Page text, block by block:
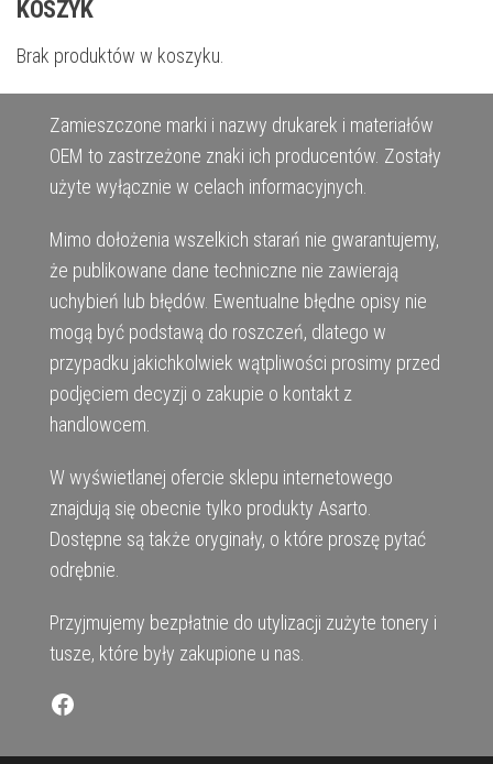
KOSZYK
Brak produktów w koszyku.
Zamieszczone marki i nazwy drukarek i materiałów
OEM to zastrzeżone znaki ich producentów. Zostały
użyte wyłącznie w celach informacyjnych.
Mimo dołożenia wszelkich starań nie gwarantujemy,
że publikowane dane techniczne nie zawierają
uchybień lub błędów. Ewentualne błędne opisy nie
mogą być podstawą do roszczeń, dlatego w
przypadku jakichkolwiek wątpliwości prosimy przed
podjęciem decyzji o zakupie o kontakt z
handlowcem.
W wyświetlanej ofercie sklepu internetowego
znajdują się obecnie tylko produkty Asarto.
Dostępne są także oryginały, o które proszę pytać
odrębnie.
Przyjmujemy bezpłatnie do utylizacji zużyte tonery i
tusze, które były zakupione u nas.
Facebook